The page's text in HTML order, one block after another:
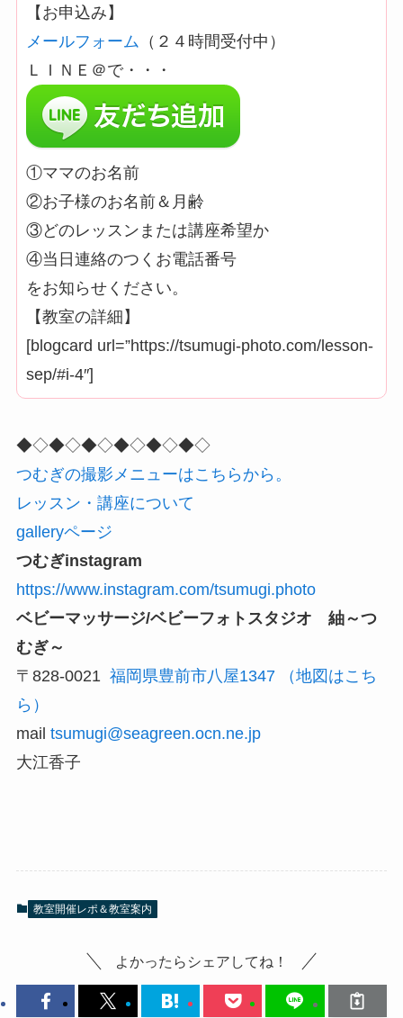
【お申込み】
メールフォーム （２４時間受付中）
ＬＩＮＥ＠で・・・
①ママのお名前
②お子様のお名前＆月齢
③どのレッスンまたは講座希望か
④当日連絡のつくお電話番号
をお知らせください。
【教室の詳細】
[blogcard url=”https://tsumugi-photo.com/lesson-
sep/#i-4″]
◆◇◆◇◆◇◆◇◆◇◆◇
つむぎの撮影メニューはこちらから。
レッスン・講座について
galleryページ
つむぎinstagram
https://www.instagram.com/tsumugi.photo
ベビーマッサージ/ベビーフォトスタジオ 紬～つ
むぎ～
〒828-0021福岡県豊前市八屋1347
（地図はこち
ら）
mail tsumugi@seagreen.ocn.ne.jp
大江香子
教室開催レポ＆教室案内
よかったらシェアしてね！